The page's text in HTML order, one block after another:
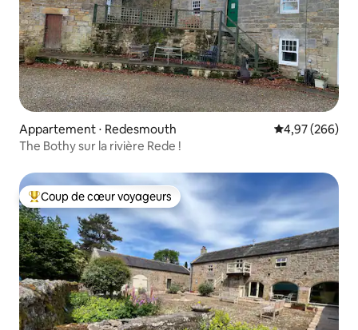
Appartement ⋅ Redesmouth Évaluation
4,97 (266)
The Bothy sur la rivière Rede !
Coups de cœur voyageurs les plus appréciés
Coup de cœur voyageurs